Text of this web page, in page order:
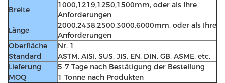
Breite
1000,1219,1250,1500mm, oder als Ihre
Anforderungen
Länge
2000,2438,2500,3000,6000mm, oder als Ihre
Anforderungen
Oberfläche
Nr. 1
Standard
ASTM, AISI, SUS, JIS, EN, DIN, GB, ASME, etc.
Lieferung
5-7 Tage nach Bestätigung der Bestellung
MOQ
1 Tonne nach Produkten